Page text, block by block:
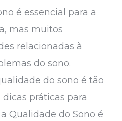
é essencial para a
mas muitos
relacionadas à
do sono.
do sono é tão
práticas para
Qualidade do Sono é